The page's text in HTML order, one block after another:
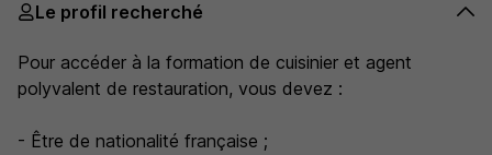
Le profil recherché
Pour accéder à la formation de cuisinier et agent
polyvalent de restauration, vous devez :
- Être de nationalité française ;